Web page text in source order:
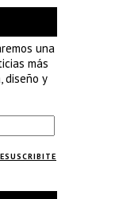
una
más
diseño y